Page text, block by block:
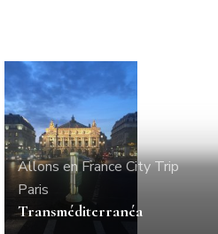
Allons en FranceCity Trip
Paris
Transméditerranéa